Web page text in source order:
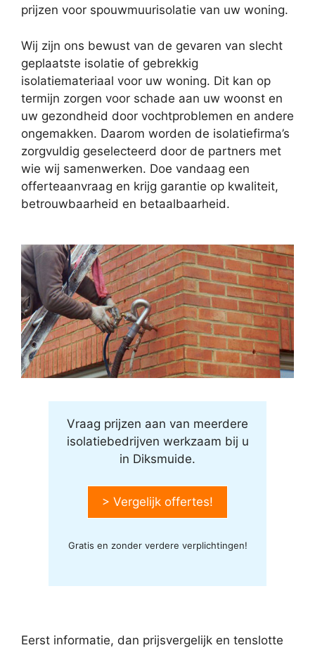
prijzen voor spouwmuurisolatie van uw woning.
Wij zijn ons bewust van de gevaren van slecht
geplaatste isolatie of gebrekkig
isolatiemateriaal voor uw woning. Dit kan op
termijn zorgen voor schade aan uw woonst en
uw gezondheid door vochtproblemen en andere
ongemakken. Daarom worden de isolatiefirma’s
zorgvuldig geselecteerd door de partners met
wie wij samenwerken. Doe vandaag een
offerteaanvraag en krijg garantie op kwaliteit,
betrouwbaarheid en betaalbaarheid.
Vraag prijzen aan van meerdere
isolatiebedrijven werkzaam bij u
in Diksmuide.
> Vergelijk offertes!
Gratis en zonder verdere verplichtingen!
Eerst informatie, dan prijsvergelijk en tenslotte